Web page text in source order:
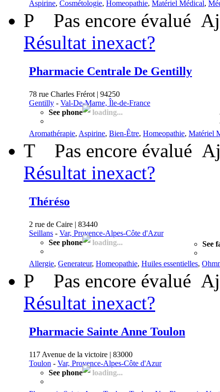
Aspirine, Cosmétologie, Homeopathie, Matériel Médical,
P Pas encore évalué
Résultat inexact?
Pharmacie Centrale De Gentilly
78 rue Charles Frérot | 94250
Gentilly - Val-De-Marne, Île-de-France
See phone
loading...
Aromathérapie, Aspirine, Bien-Être, Homeopathie, Matériel
T Pas encore évalué
Résultat inexact?
Théréso
2 rue de Caire | 83440
Seillans - Var, Provence-Alpes-Côte d'Azur
See phone
loading... See
Allergie, Generateur, Homeopathie, Huiles essentielles,
P Pas encore évalué
Résultat inexact?
Pharmacie Sainte Anne Toulon
117 Avenue de la victoire | 83000
Toulon - Var, Provence-Alpes-Côte d'Azur
See phone
loading...